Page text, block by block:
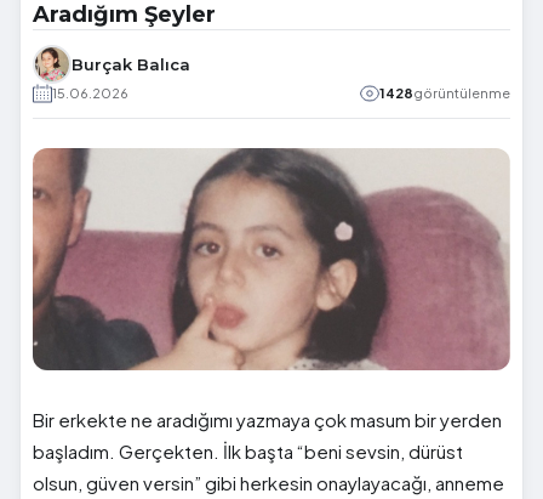
Aradığım Şeyler
Burçak Balıca
15.06.2026 1428görüntülenme
Bir erkekte ne aradığımı yazmaya çok masum bir yerden
başladım. Gerçekten. İlk başta “beni sevsin, dürüst
olsun, güven versin” gibi herkesin onaylayacağı, anneme